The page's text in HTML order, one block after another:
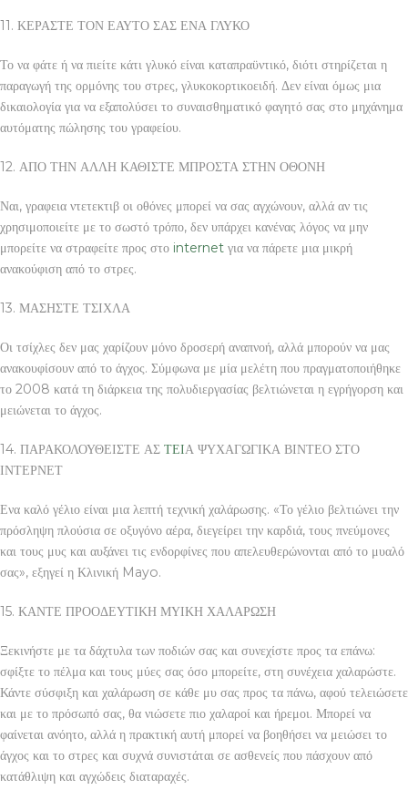
11. ΚΕΡΑΣΤΕ ΤΟΝ ΕΑΥΤΟ ΣΑΣ ΕΝΑ ΓΛΥΚΟ
Το να φάτε ή να πιείτε κάτι γλυκό είναι καταπραϋντικό, διότι στηρίζεται η
παραγωγή της ορμόνης του στρες, γλυκοκορτικοειδή. Δεν είναι όμως μια
δικαιολογία για να εξαπολύσει το συναισθηματικό φαγητό σας στο μηχάνημα
αυτόματης πώλησης του γραφείου.
12. ΑΠΟ ΤΗΝ ΑΛΛΗ ΚΑΘΙΣΤΕ ΜΠΡΟΣΤΑ ΣΤΗΝ ΟΘΟΝΗ
Ναι, γραφεια ντετεκτιβ οι οθόνες μπορεί να σας αγχώνουν, αλλά αν τις
χρησιμοποιείτε με το σωστό τρόπο, δεν υπάρχει κανένας λόγος να μην
μπορείτε να στραφείτε προς στο internet για να πάρετε μια μικρή
ανακούφιση από το στρες.
13. ΜΑΣΗΣΤΕ ΤΣΙΧΛΑ
Οι τσίχλες δεν μας χαρίζουν μόνο δροσερή αναπνοή, αλλά μπορούν να μας
ανακουφίσουν από το άγχος. Σύμφωνα με μία μελέτη που πραγματοποιήθηκε
το 2008 κατά τη διάρκεια της πολυδιεργασίας βελτιώνεται η εγρήγορση και
μειώνεται το άγχος.
14. ΠΑΡΑΚΟΛΟΥΘΕΙΣΤΕ ΑΣ ΤΕΙΑ ΨΥΧΑΓΩΓΙΚΑ ΒΙΝΤΕΟ ΣΤΟ
ΙΝΤΕΡΝΕΤ
Ενα καλό γέλιο είναι μια λεπτή τεχνική χαλάρωσης. «Το γέλιο βελτιώνει την
πρόσληψη πλούσια σε οξυγόνο αέρα, διεγείρει την καρδιά, τους πνεύμονες
και τους μυς και αυξάνει τις ενδορφίνες που απελευθερώνονται από το μυαλό
σας», εξηγεί η Κλινική Mayo.
15. ΚΑΝΤΕ ΠΡΟΟΔΕΥΤΙΚΗ ΜΥΙΚΗ ΧΑΛΑΡΩΣΗ
Ξεκινήστε με τα δάχτυλα των ποδιών σας και συνεχίστε προς τα επάνω:
σφίξτε το πέλμα και τους μύες σας όσο μπορείτε, στη συνέχεια χαλαρώστε.
Κάντε σύσφιξη και χαλάρωση σε κάθε μυ σας προς τα πάνω, αφού τελειώσετε
και με το πρόσωπό σας, θα νιώσετε πιο χαλαροί και ήρεμοι. Μπορεί να
φαίνεται ανόητο, αλλά η πρακτική αυτή μπορεί να βοηθήσει να μειώσει το
άγχος και το στρες και συχνά συνιστάται σε ασθενείς που πάσχουν από
κατάθλιψη και αγχώδεις διαταραχές.